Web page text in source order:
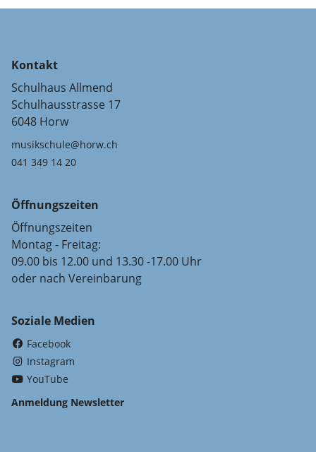
Kontakt
Schulhaus Allmend
Schulhausstrasse 17
6048 Horw
musikschule@horw.ch
041 349 14 20
Öffnungszeiten
Öffnungszeiten
Montag - Freitag:
09.00 bis 12.00 und 13.30 -17.00 Uhr
oder nach Vereinbarung
Soziale Medien
Facebook
Instagram
YouTube
Anmeldung Newsletter